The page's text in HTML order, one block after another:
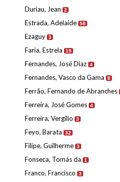
Duriau, Jean 2
Estrada, Adelaide 58
Ezaguy 3
Faria, Estrela 19
Fernandes, José Díaz 4
Fernandes, Vasco da Gama 8
Ferrão, Fernando de Abranches
Ferreira, José Gomes 4
Ferreira, Vergílio 3
Feyo, Barata 32
Filipe, Guilherme 3
Fonseca, Tomás da 1
Franco, Francisco 3